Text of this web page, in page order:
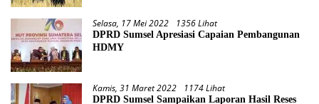
Selasa, 17 Mei 2022 1356 Lihat
DPRD Sumsel Apresiasi Capaian Pembangunan
HDMY
Kamis, 31 Maret 2022 1174 Lihat
DPRD Sumsel Sampaikan Laporan Hasil Reses